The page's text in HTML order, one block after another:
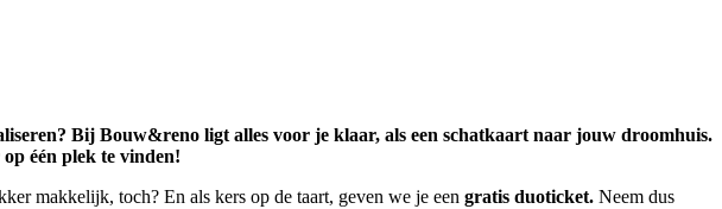
Bij Bouw&reno ligt alles voor je klaar, als een schatkaart naar jouw droomhuis.
één plek te vinden!
makkelijk, toch? En als kers op de taart, geven we je een gratis duoticket. Neem dus